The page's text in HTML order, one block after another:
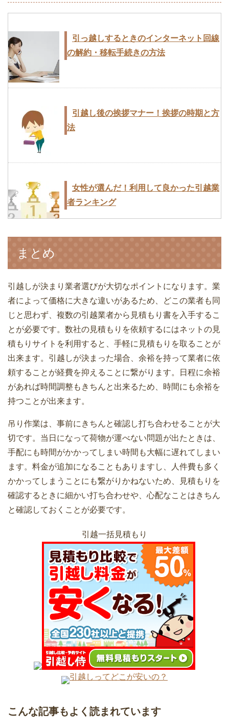
家族を連れての転勤のときは家族の負担
見積もり書から引越し業者を選ぶときの
訪問による引越し見積もりは必要なの？
荷物が少ない単身引っ越しは宅急便や郵
パックが安くておすすめ
突然の転勤！急いで引っ越しをするとき
に知っておくべき4つのこと
引越し業者を選んだ理由は何？何を優先
した？
女性の一人暮らしの引越費用相場と荷造
りのときの注意点
夜間の引っ越しもできますが昼間以上に
注意が必要です
引越し後に引越会社とするやり取りは3
つ！知らないと損するかも
女性の一人暮らしの引越費用相場と荷造
引越し見積書は3社以上に依頼！ネット
引越業者を選ぶときに知っておきたい10
者ランキング
引越業者が教えてくれた！業者選びに失
敗しないための見分け方
全国に営業所がある引越業者に依頼する
メリットとデメリット
引越しのときに困るのが家電の接続や故
障！防ぐための方法は？
見積もり書から引越し業者を選ぶときの
14のチェックポイント
荷物が少ない単身引っ越しは宅急便や郵
パックが安くておすすめ
引っ越しするときのインターネット回線
の解約・移転手続きの方法
引越し後の挨拶マナー！挨拶の時期と方
法
女性が選んだ！利用して良かった引越業
者ランキング
一人暮らしの引越しの荷物量はどのくら
相場一覧表
引越し費用の分割支払いも可能！メリッ
トとデメリット
家族で引っ越すときの引越料金相場！い
くらかかった？安くする方法は？
引越し業者とのすべてのやり取りは9つ
ある！タイミングとポイント
引越しの荷造りのコツ！断捨離で不用品
まとめ
引越しが決まり業者選びが大切なポイントになります。業
者によって価格に大きな違いがあるため、どこの業者も同
じと思わず、複数の引越業者から見積もり書を入手するこ
とが必要です。数社の見積もりを依頼するにはネットの見
積もりサイトを利用すると、手軽に見積もりを取ることが
出来ます。引越しが決まった場合、余裕を持って業者に依
頼することが経費を抑えることに繋がります。日程に余裕
があれば時間調整もきちんと出来るため、時間にも余裕を
持つことが出来ます。
吊り作業は、事前にきちんと確認し打ち合わせることが大
切です。当日になって荷物が運べない問題が出たときは、
手配にも時間がかかってしまい時間も大幅に遅れてしまい
ます。料金が追加になることもありますし、人件費も多く
かかってしまうことにも繋がりかねないため、見積もりを
確認するときに細かい打ち合わせや、心配なことはきちん
と確認しておくことが必要です。
引越一括見積もり
引越しってどこが安いの？
こんな記事もよく読まれています